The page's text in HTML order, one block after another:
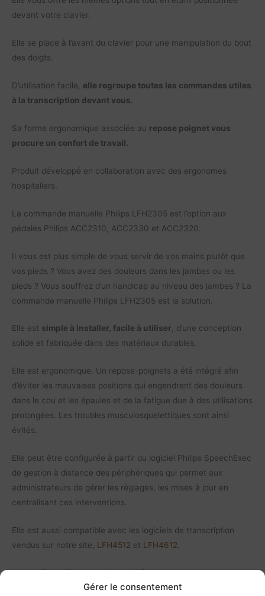
Gérer le consentement
devant votre clavier.
Elle se place à l’avant du clavier pour une manipulation du bout
des doigts.
D’utilisation facile, elle regroupe toutes les commandes utiles
à la transcription devant vous.
Sa forme ergonomique associée au repose poignet vous
procure un confort de travail.
Produit développé en collaboration avec des ergonomes
hospitaliers.
La commande manuelle Philips LFH2305 est l’option aux
pédales Philips ACC2310, ACC2330 et ACC2320.
Il vous est plus simple de vous servir de vos mains plutôt que
vos pieds ? Vous avez des douleurs dans les jambes ou les
pieds ? Vous souffrez d’un handicap au niveau des jambes ? La
commande manuelle Philips LFH2305 est la solution.
Elle est simple à installer, facile à utiliser , d’une conception
solide et fabriquée dans des matériaux durables.
Elle est ergonomique. Un repose-poignets a été intégré afin
d’éviter les mauvaises positions qui engendrent des douleurs
dans le cou et les épaules et de la fatigue due à des utilisations
prolongées. Les troubles musculosquelettiques sont ainsi
évités.
Elle peut être configurée à partir du logiciel Philips SpeechExec
de gestion à distance des périphériques qui permet aux
administrateurs de gérer les réglages, les mises à jour en
centralisant ces interventions.
Elle est aussi compatible avec les logiciels de transcription
vendus sur notre site, LFH4512 et LFH4612
Elle estéquipée d’un tapis anti-dérapanten caoutchouc pour
une bonne stabilité sur votre bureau lorsque vous la manipulez,